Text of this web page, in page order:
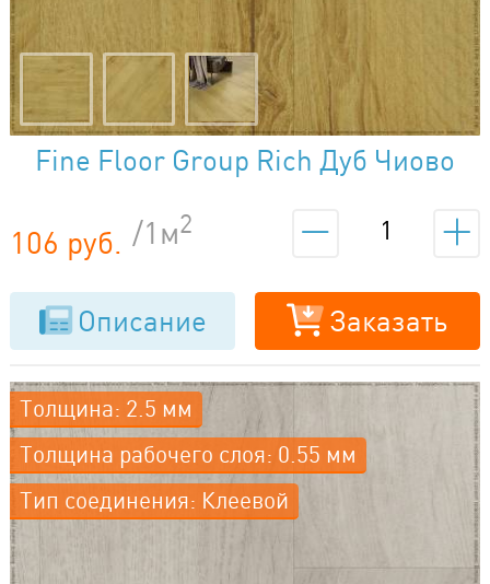
Fine Floor Group Rich Дуб Чиово
106 руб. /1м2
Описание Заказать
Толщина: 2.5 мм
Толщина рабочего слоя: 0.55 мм
Тип соединения: Клеевой